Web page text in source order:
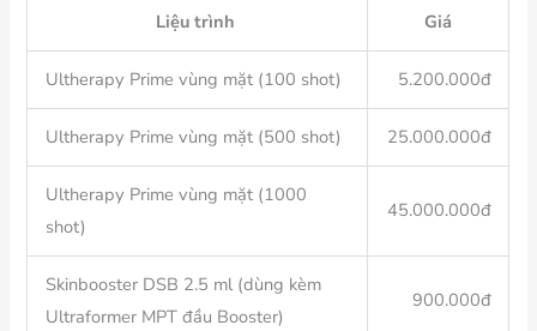
Liệu trình Giá
Ultherapy Prime vùng mặt (100 shot) 5.200.000đ
Ultherapy Prime vùng mặt (500 shot) 25.000.000đ
Ultherapy Prime vùng mặt (1000
shot)
45.000.000đ
Skinbooster DSB 2.5 ml (dùng kèm
Ultraformer MPT đầu Booster)
900.000đ